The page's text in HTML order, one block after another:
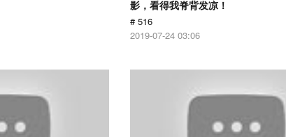
影，看得我脊背发凉！
# 516
2019-07-24 03:06